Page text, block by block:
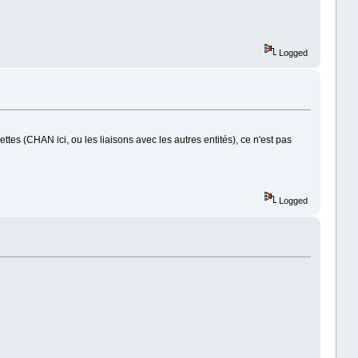
Logged
(CHAN ici, ou les liaisons avec les autres entités), ce n'est pas
Logged